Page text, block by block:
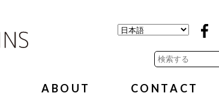
ABOUT CONTACT